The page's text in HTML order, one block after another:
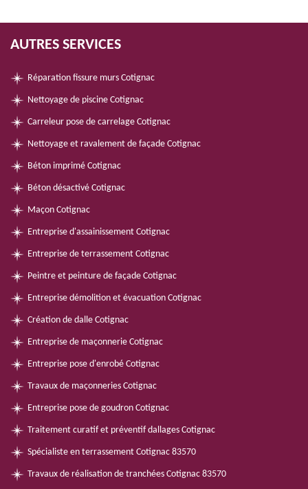
AUTRES SERVICES
Réparation fissure murs Cotignac
Nettoyage de piscine Cotignac
Carreleur pose de carrelage Cotignac
Nettoyage et ravalement de façade Cotignac
Béton imprimé Cotignac
Béton désactivé Cotignac
Maçon Cotignac
Entreprise d'assainissement Cotignac
Entreprise de terrassement Cotignac
Peintre et peinture de façade Cotignac
Entreprise démolition et évacuation Cotignac
Création de dalle Cotignac
Entreprise de maçonnerie Cotignac
Entreprise pose d'enrobé Cotignac
Travaux de maçonneries Cotignac
Entreprise pose de goudron Cotignac
Traitement curatif et préventif dallages Cotignac
Spécialiste en terrassement Cotignac 83570
Travaux de réalisation de tranchées Cotignac 83570